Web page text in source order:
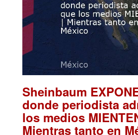
Sheinbaum
donde periodista
los medios
Mientras tanto en